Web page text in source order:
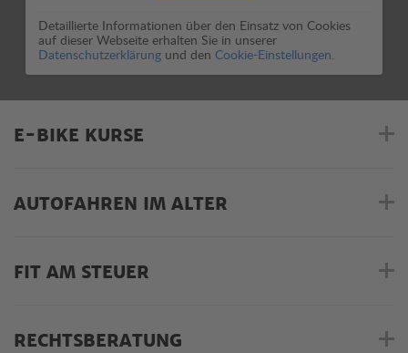
Detaillierte Informationen über den Einsatz von Cookies
auf dieser Webseite erhalten Sie in unserer
Datenschutzerklärung und den Cookie-Einstellungen.
E-BIKE KURSE
AUTOFAHREN IM ALTER
FIT AM STEUER
RECHTSBERATUNG